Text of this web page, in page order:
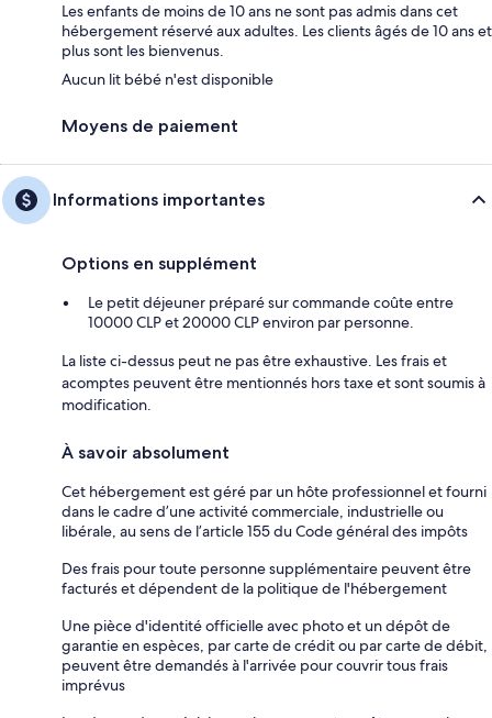
Les enfants de moins de 10 ans ne sont pas admis dans cet
hébergement réservé aux adultes. Les clients âgés de 10 ans et
plus sont les bienvenus.
Aucun lit bébé n'est disponible
Moyens de paiement
Informations importantes
Options en supplément
Le petit déjeuner préparé sur commande coûte entre
10000 CLP et 20000 CLP environ par personne.
La liste ci-dessus peut ne pas être exhaustive. Les frais et
acomptes peuvent être mentionnés hors taxe et sont soumis à
modification.
À savoir absolument
Cet hébergement est géré par un hôte professionnel et fourni
dans le cadre d’une activité commerciale, industrielle ou
libérale, au sens de l’article 155 du Code général des impôts
Des frais pour toute personne supplémentaire peuvent être
facturés et dépendent de la politique de l'hébergement
Une pièce d'identité officielle avec photo et un dépôt de
garantie en espèces, par carte de crédit ou par carte de débit,
peuvent être demandés à l'arrivée pour couvrir tous frais
imprévus